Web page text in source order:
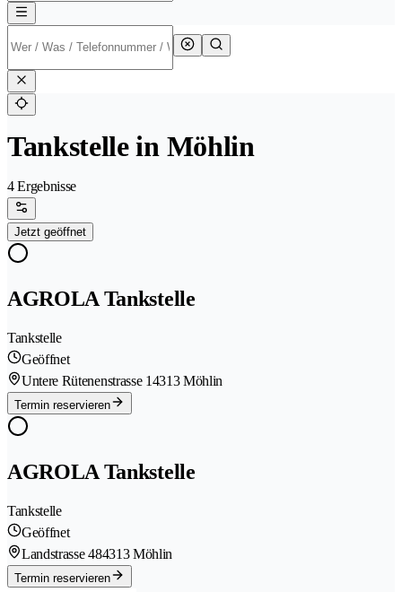
Tankstelle in Möhlin
4 Ergebnisse
Jetzt geöffnet
AGROLA Tankstelle
Tankstelle
Geöffnet
Untere Rütenenstrasse 14313 Möhlin
Termin reservieren
AGROLA Tankstelle
Tankstelle
Geöffnet
Landstrasse 484313 Möhlin
Termin reservieren